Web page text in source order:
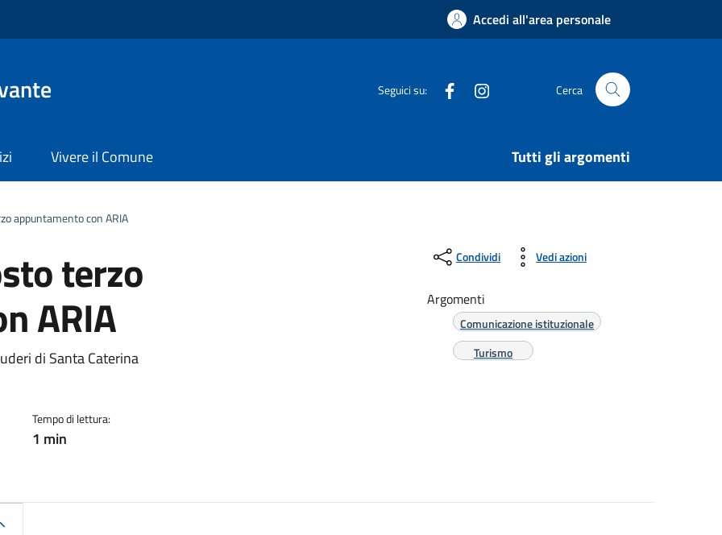
Accedi all'area personale
Seguici su: Facebook Cerca
Vivere il Comune Tutti gli argomenti
appuntamento con ARIA
terzo
ARIA
di Santa Caterina
Tempo di lettura:
1 min
Condividi Vedi azioni
Argomenti
Comunicazione istituzionale
Turismo